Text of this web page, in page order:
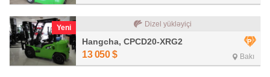
Yeni Dizel yükləyiçi
Hangcha, CPCD20-XRG2
13 050 $ Bakı